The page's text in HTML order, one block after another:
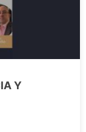
Y